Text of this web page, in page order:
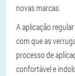
novas marcas.
A aplicação
com que as
processo de
confortável e